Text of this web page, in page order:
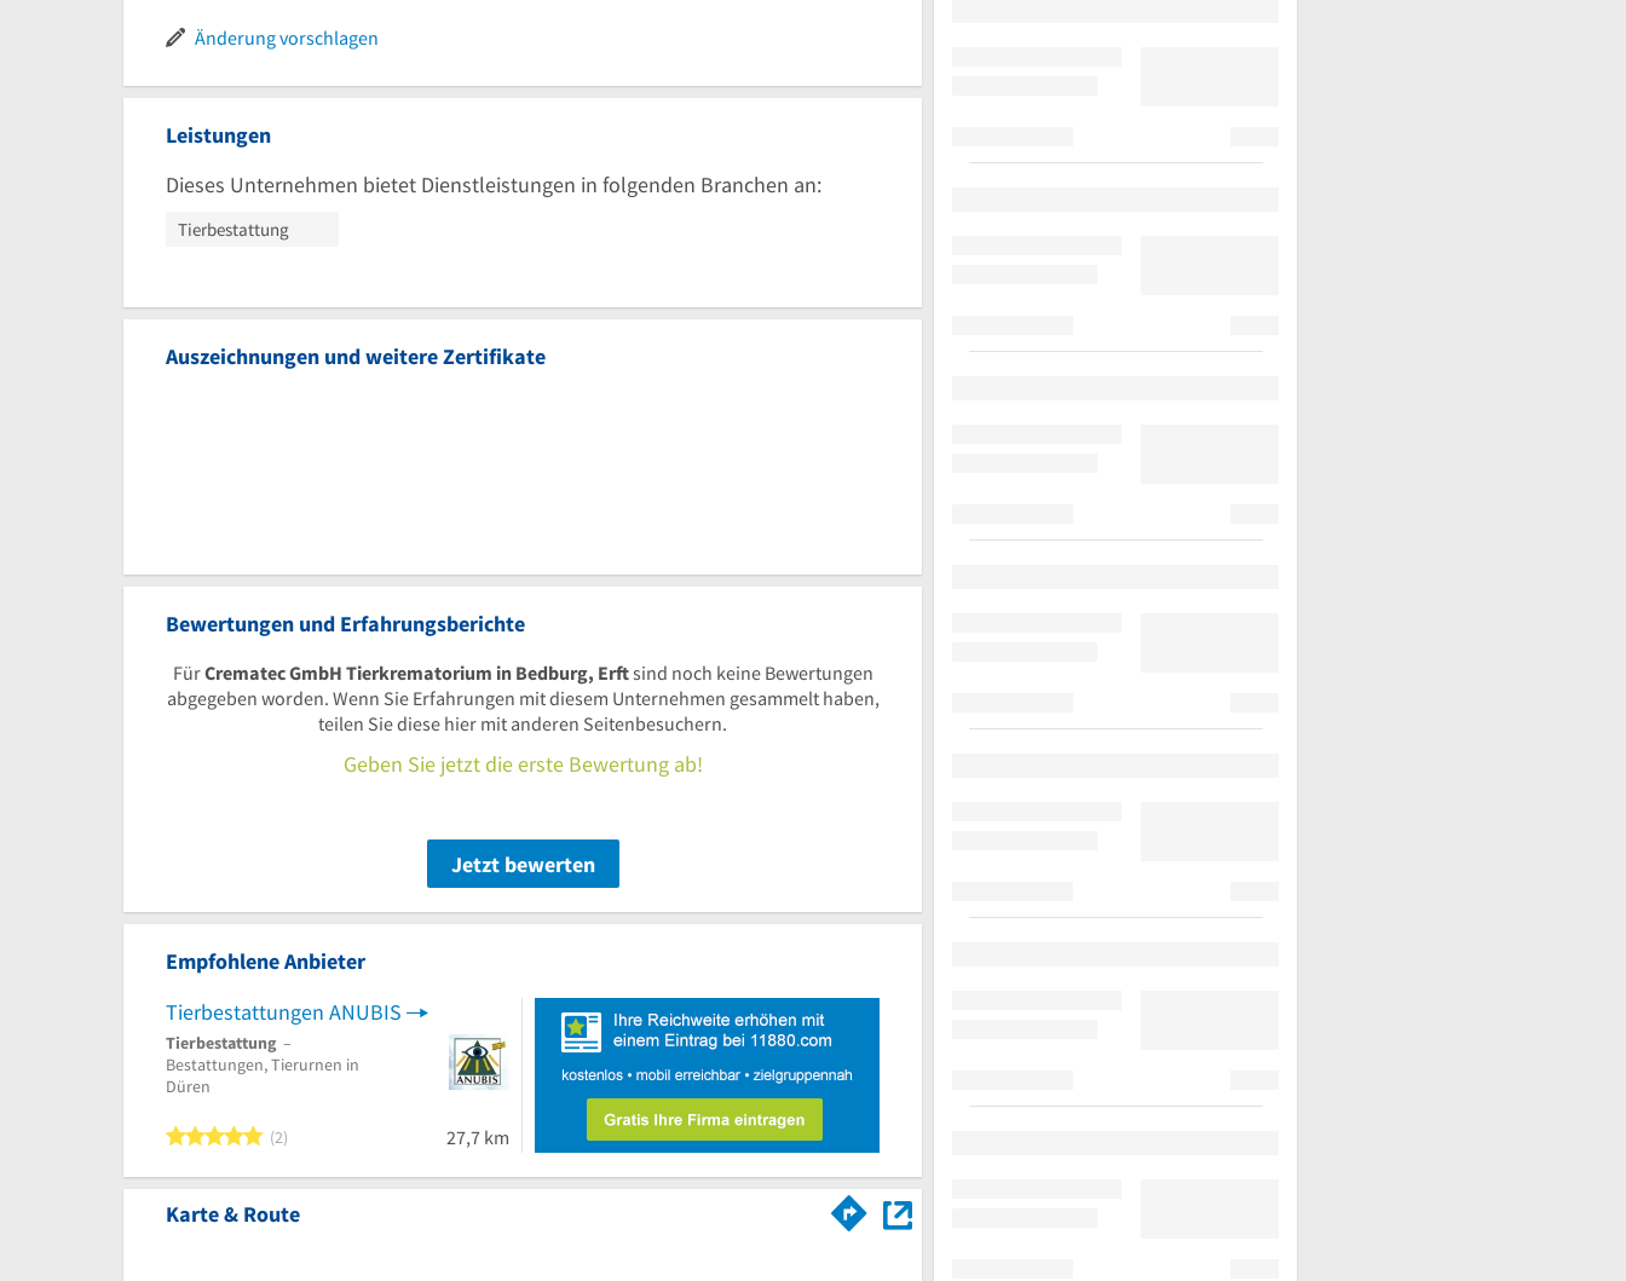
Uhr
Änderung vorschlagen
Leistungen
Dieses Unternehmen bietet Dienstleistungen in folgenden Branchen an:
Tierbestattung
Auszeichnungen und weitere Zertifikate
Bewertungen und Erfahrungsberichte
FürCrematec GmbH Tierkrematorium in Bedburg, Erftsind noch keine Bewertungen
abgegeben worden. Wenn Sie Erfahrungen mit diesem Unternehmen gesammelt haben,
teilen Sie diese hier mit anderen Seitenbesuchern.
Geben Sie jetzt die erste Bewertung ab!
Jetzt bewerten
Empfohlene Anbieter
Tierbestattungen ANUBIS
Tierbestattung –
Bestattungen, Tierurnen in
Düren
5 von 5 Sternen
2 27,7 km
Karte & Route